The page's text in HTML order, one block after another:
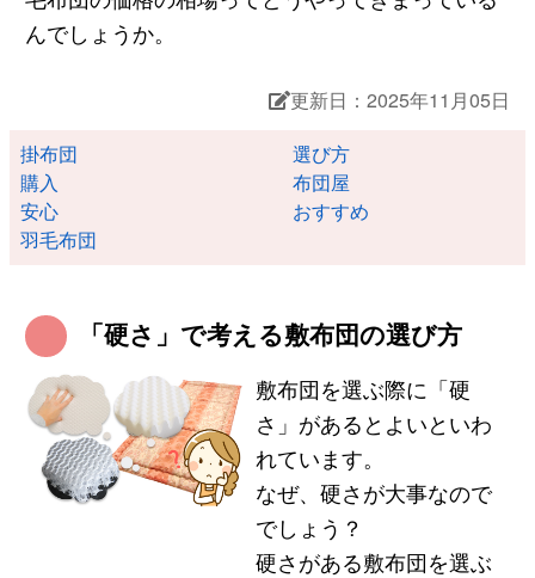
んでしょうか。
更新日：2025年11月05日
掛布団
選び方
購入
布団屋
安心
おすすめ
羽毛布団
「硬さ」で考える敷布団の選び方
敷布団を選ぶ際に「硬
さ」があるとよいといわ
れています。
なぜ、硬さが大事なので
でしょう？
硬さがある敷布団を選ぶ